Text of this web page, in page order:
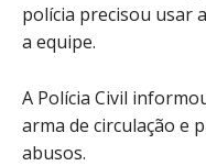
polícia precisou usar
a equipe.
A Polícia Civil
arma de circulação e
abusos.